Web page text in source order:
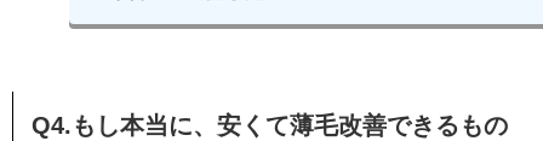
Q4.もし本当に、安くて薄毛改善できるもの